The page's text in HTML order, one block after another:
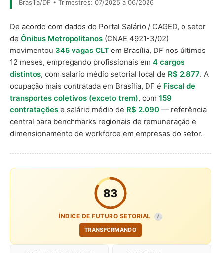
Brasília/DF • Trimestres: 07/2025 a 06/2026
De acordo com dados do Portal Salário / CAGED, o setor
de Ônibus Metropolitanos (CNAE 4921-3/02)
movimentou 345 vagas CLT em Brasília, DF nos últimos
12 meses, empregando profissionais em 4 cargos
distintos, com salário médio setorial local de R$ 2.877. A
ocupação mais contratada em Brasília, DF é Fiscal de
transportes coletivos (exceto trem), com 159
contratações e salário médio de R$ 2.090 — referência
central para benchmarks regionais de remuneração e
dimensionamento de workforce em empresas do setor.
83
ÍNDICE DE FUTURO SETORIAL I
TRANSFORMANDO